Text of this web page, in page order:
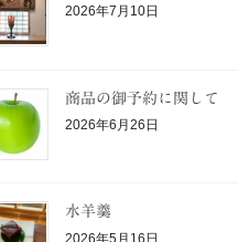
2026年7月10日
商品の御予約に関して
2026年6月26日
水羊羹
2026年5月16日